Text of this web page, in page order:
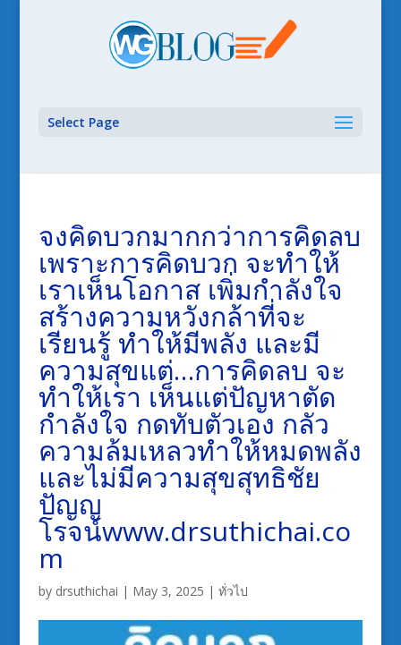
Select Page
จงคิดบวกมากกว่าการคิดลบ
เพราะการคิดบวก จะทำให้
เราเห็นโอกาส เพิ่มกำลังใจ
สร้างความหวังกล้าที่จะ
เรียนรู้ ทำให้มีพลัง และมี
ความสุขแต่…การคิดลบ จะ
ทำให้เรา เห็นแต่ปัญหาตัด
กำลังใจ กดทับตัวเอง กลัว
ความล้มเหลวทำให้หมดพลัง
และไม่มีความสุขสุทธิชัย
ปัญญ
โรจน์www.drsuthichai.co
m
by drsuthichai | May 3, 2025 | ทั่วไป